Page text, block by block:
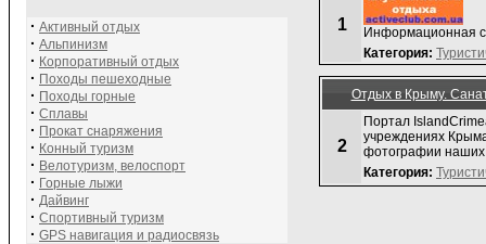
· Активный отдых
· Альпинизм
· Корпоративный отдых
· Походы пешеходные
· Походы горные
· Сплавы
· Прокат снаряжения
· Конный туризм
· Велотуризм, велоспорт
· Горные лыжи
· Дайвинг
· Спортивный туризм
· GPS навигация и радиосвязь
1
Информационная
Категория:
Отдых в Крыму.
2
Портал
учреждениях
фотографии наших
Категория: